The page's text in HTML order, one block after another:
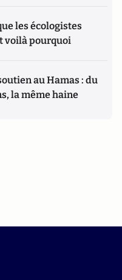
les écologistes
voilà pourquoi
au Hamas : du
la même haine